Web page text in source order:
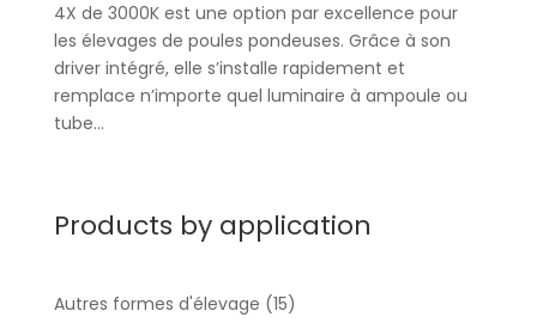
4X de 3000K est une option par excellence pour
les élevages de poules pondeuses. Grâce à son
driver intégré, elle s’installe rapidement et
remplace n’importe quel luminaire à ampoule ou
tube...
Products by application
Autres formes d'élevage (15)